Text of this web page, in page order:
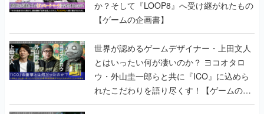
か？そして『LOOP8』へ受け継がれたもの
【ゲームの企画書】
世界が認めるゲームデザイナー・上田文人
とはいったい何が凄いのか？ ヨコオタロ
ウ・外山圭一郎らと共に『ICO』に込めら
れたこだわりを語り尽くす！【ゲームの企
画書】